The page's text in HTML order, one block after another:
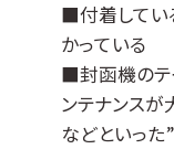
■付着してい
かっている
■封函機のテ
ンテナンスが
などといっ